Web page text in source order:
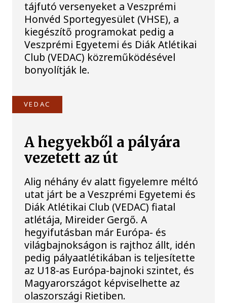
tájfutó versenyeket a Veszprémi
Honvéd Sportegyesület (VHSE), a
kiegészítő programokat pedig a
Veszprémi Egyetemi és Diák Atlétikai
Club (VEDAC) közreműködésével
bonyolítják le.
VEDAC
A hegyekből a pályára
vezetett az út
Alig néhány év alatt figyelemre méltó
utat járt be a Veszprémi Egyetemi és
Diák Atlétikai Club (VEDAC) fiatal
atlétája, Mireider Gergő. A
hegyifutásban már Európa- és
világbajnokságon is rajthoz állt, idén
pedig pályaatlétikában is teljesítette
az U18-as Európa-bajnoki szintet, és
Magyarországot képviselhette az
olaszországi Rietiben.